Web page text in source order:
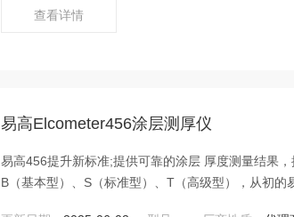
查看详情
易高Elcometer456涂层测厚仪
易高456提升新标准;提供可靠的涂层 厚度测量结果
B（基本型）、S（标准型）、T（高级型），从初的